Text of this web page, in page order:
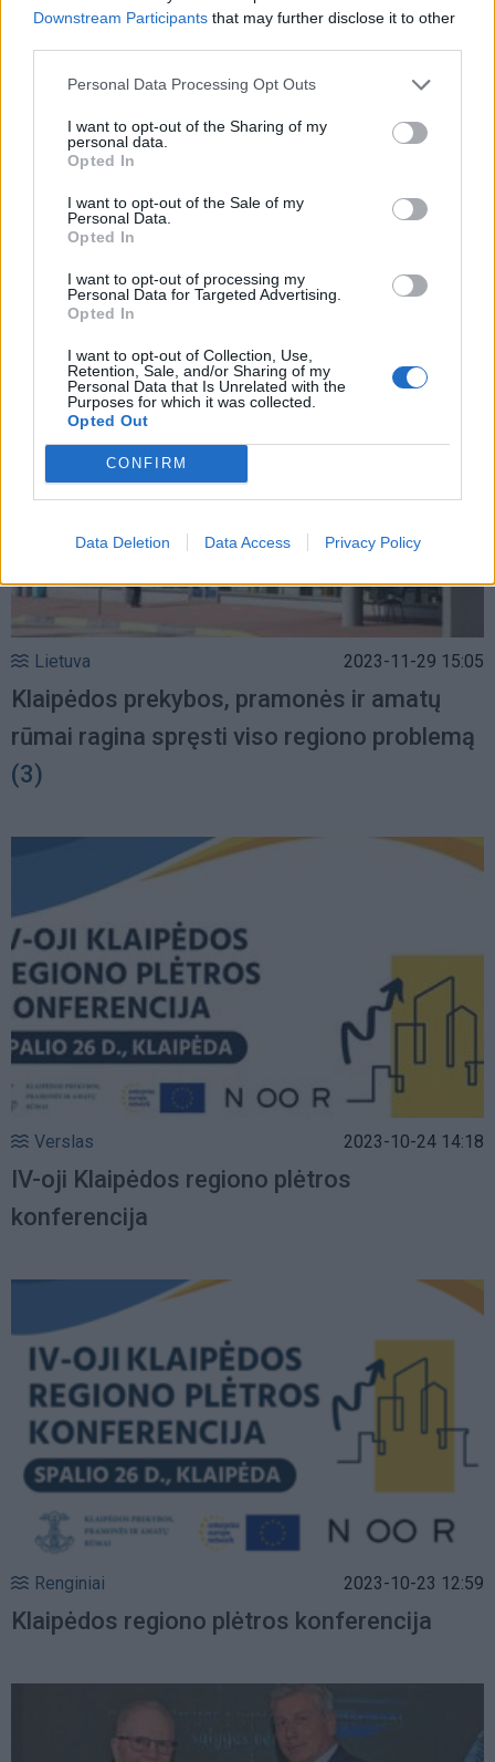
Downstream Participants that may further disclose it to other
Personal Data Processing Opt Outs
I want to opt-out of the Sharing of my
personal data.
Opted In
I want to opt-out of the Sale of my
Personal Data.
Opted In
I want to opt-out of processing my
Personal Data for Targeted Advertising.
Opted In
I want to opt-out of Collection, Use,
Retention, Sale, and/or Sharing of my
Personal Data that Is Unrelated with the
Purposes for which it was collected.
Opted Out
CONFIRM
Data Deletion Data Access Privacy Policy
Klaipėdos pulsas
Klaipėdos prekybos, pramonės ir amatų
rūmai dalyvauja „Coastour“
Lietuva 2023-11-29 15:05
Klaipėdos prekybos, pramonės ir amatų
rūmai ragina spręsti viso regiono problemą
(3)
Verslas 2023-10-24 14:18
IV-oji Klaipėdos regiono plėtros
konferencija
Renginiai 2023-10-23 12:59
Klaipėdos regiono plėtros konferencija